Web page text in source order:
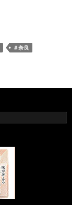
＃奈良